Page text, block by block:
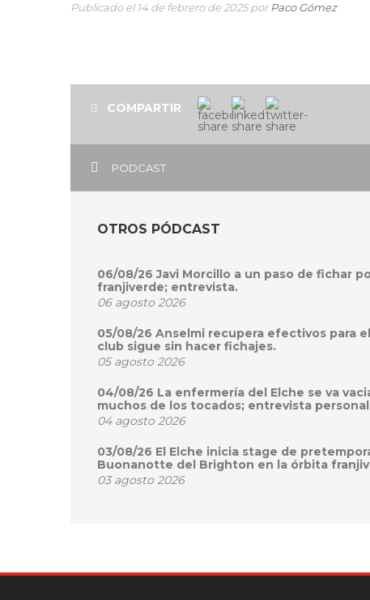
Publicado el 14 de febrero de 2025 por Paco Gómez
COMPARTIR
PODCAST
OTROS PÓDCAST
06/08/26 Javi Morcillo a un paso de fichar
franjiverde; entrevista.
06 agosto 2026
05/08/26 Anselmi recupera efectivos para
club sigue sin hacer fichajes.
05 agosto 2026
04/08/26 La enfermería del Elche se va
muchos de los tocados; entrevista personal
04 agosto 2026
03/08/26 El Elche inicia stage de
Buonanotte del Brighton en la órbita
03 agosto 2026